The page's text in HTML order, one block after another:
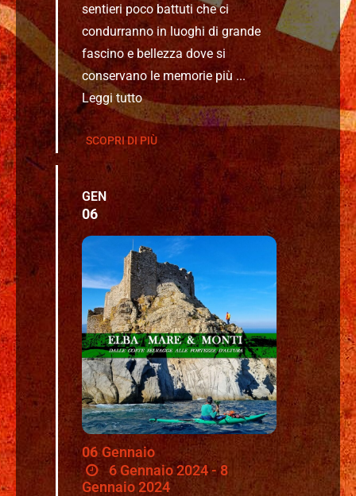
sentieri poco battuti che ci
condurranno in luoghi di grande
fascino e bellezza dove si
conservano le memorie più ...
Leggi tutto
SCOPRI DI PIÙ
GEN
06
06 Gennaio
6 Gennaio 2024 - 8
Gennaio 2024